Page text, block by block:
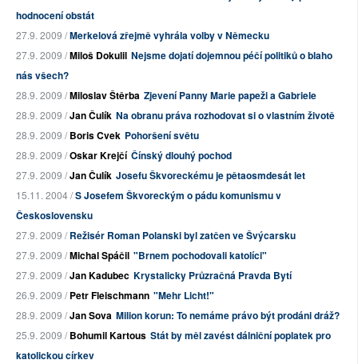
hodnocení obstát
27.9. 2009 /Merkelová zřejmě vyhrála volby v Německu
27.9. 2009 /Miloš Dokulil Nejsme dojatí dojemnou péčí politiků o blaho
nás všech?
28.9. 2009 /Miloslav Štěrba Zjevení Panny Marie papeži a Gabriele
28.9. 2009 /Jan Čulík Na obranu práva rozhodovat si o vlastním životě
28.9. 2009 /Boris Cvek Pohoršení světu
28.9. 2009 /Oskar Krejčí Čínský dlouhý pochod
27.9. 2009 /Jan Čulík Josefu Škvoreckému je pětaosmdesát let
15.11. 2004 /S Josefem Škvoreckým o pádu komunismu v
Československu
27.9. 2009 /Režisér Roman Polanski byl zatčen ve Švýcarsku
27.9. 2009 /Michal Spáčil "Brnem pochodovali katolíci"
27.9. 2009 /Jan Kadubec Krystalicky Průzračná Pravda Bytí
26.9. 2009 /Petr Fleischmann "Mehr Licht!"
28.9. 2009 /Jan Sova Milion korun: To nemáme právo být prodáni dráž?
25.9. 2009 /Bohumil Kartous Stát by měl zavést dálniční poplatek pro
katolickou církev